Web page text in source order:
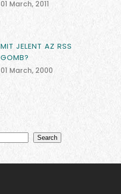
01 March, 2011
MIT JELENT AZ RSS
GOMB?
01 March, 2000
Search